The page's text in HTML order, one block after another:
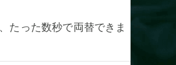
たった数秒で両替できま